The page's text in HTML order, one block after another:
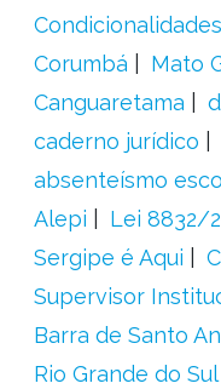
Condicionalidades
Corumbá
Mato
Canguaretama
caderno jurídico
absenteísmo
Alepi
Lei 8832/
Sergipe é Aqui
Supervisor
Barra de Santo
Rio Grande do Sul